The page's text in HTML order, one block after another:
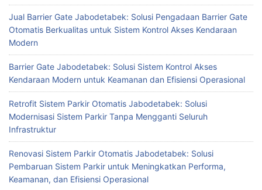
Jual Barrier Gate Jabodetabek: Solusi Pengadaan Barrier Gate
Otomatis Berkualitas untuk Sistem Kontrol Akses Kendaraan
Modern
Barrier Gate Jabodetabek: Solusi Sistem Kontrol Akses
Kendaraan Modern untuk Keamanan dan Efisiensi Operasional
Retrofit Sistem Parkir Otomatis Jabodetabek: Solusi
Modernisasi Sistem Parkir Tanpa Mengganti Seluruh
Infrastruktur
Renovasi Sistem Parkir Otomatis Jabodetabek: Solusi
Pembaruan Sistem Parkir untuk Meningkatkan Performa,
Keamanan, dan Efisiensi Operasional